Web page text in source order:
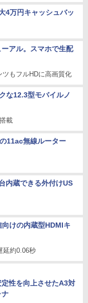
4万円キャッシュバッ
アル。スマホで生配
もフルHDに高画質化
な12.3型モバイルノ
載
11ac無線ルーター
内蔵できる外付けUS
けの内蔵型HDMIキ
延約0.06秒
性を向上させたA3対
ナ